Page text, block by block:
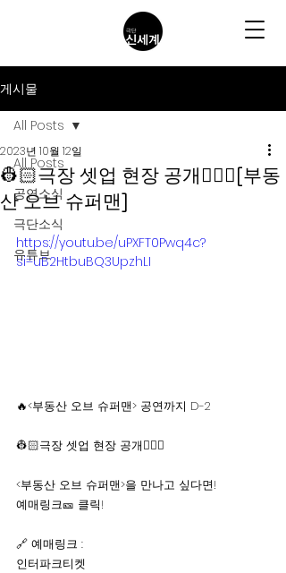
게시물
All Posts
공연소식
극단소식
유튜브
All Posts
👷🏻극장 셋업 현장 공개👷🏻‍♂️[부동
산 오브 슈퍼맨]
2023년 10월 12일
https://youtu.be/uPXFT0Pwq4c?
si=uB2HtbuBQ3UpzhLI
🔥<부동산 오브 슈퍼맨> 공연까지 D-2
👷🏻극장 셋업 현장 공개👷🏻‍♂️
<부동산 오브 슈퍼맨>을 만나고 싶다면!
예매링크🎫 클릭!
🔗 예매링크 :
인터파크티켓